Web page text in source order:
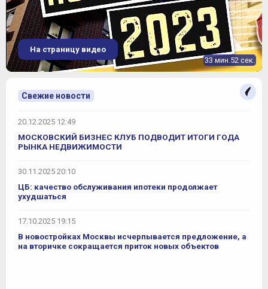
33 мин.52 сек.
На страницу видео
Свежие новости
20.12.2025 12:49
МОСКОВСКИЙ БИЗНЕС КЛУБ ПОДВОДИТ ИТОГИ ГОДА
РЫНКА НЕДВИЖИМОСТИ
30.11.2025 20:10
ЦБ: качество обслуживания ипотеки продолжает
ухудшаться
17.10.2025 19:15
В новостройках Москвы исчерпывается предложение, а
на вторичке сокращается приток новых объектов